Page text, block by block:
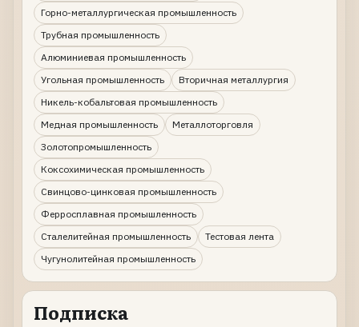
Горно-металлургическая промышленность
Трубная промышленность
Алюминиевая промышленность
Угольная промышленность
Вторичная металлургия
Никель-кобальтовая промышленность
Медная промышленность
Металлоторговля
Золотопромышленность
Коксохимическая промышленность
Свинцово-цинковая промышленность
Ферросплавная промышленность
Сталелитейная промышленность
Тестовая лента
Чугунолитейная промышленность
Подписка